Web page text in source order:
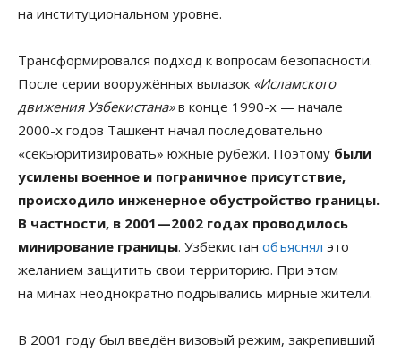
на институциональном уровне.
Трансформировался подход к вопросам безопасности.
После серии вооружённых вылазок «Исламского
движения Узбекистана»в конце 1990-х — начале
2000-х годов Ташкент начал последовательно
«секьюритизировать» южные рубежи. Поэтому были
усилены военное и пограничное присутствие,
происходило инженерное обустройство границы.
В частности, в 2001—2002 годах проводилось
минирование границы. Узбекистан объяснял это
желанием защитить свои территорию. При этом
на минах неоднократно подрывались мирные жители.
В 2001 году был введён визовый режим, закрепивший